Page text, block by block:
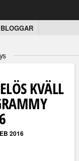
BLOGGAR
KVÄLL
2016